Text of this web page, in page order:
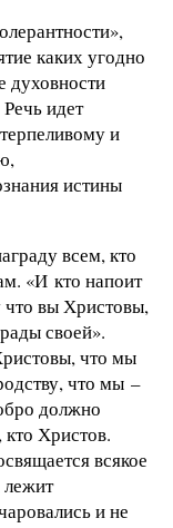
каких угодно
духовности
идет
и
истины
всем, кто
«И кто напоит
вы Христовы,
своей».
что мы
что мы –
должно
Христов.
всякое
и не